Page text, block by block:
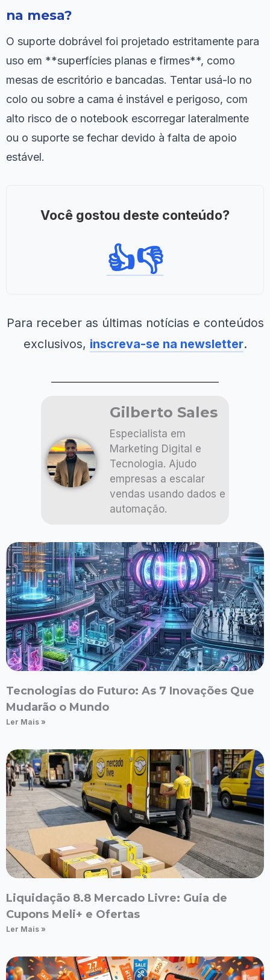
na mesa?
O suporte dobrável foi projetado estritamente para
uso em **superfícies planas e firmes**, como
mesas de escritório e bancadas. Tentar usá-lo no
colo ou sobre a cama é instável e perigoso, com
alto risco de o notebook escorregar lateralmente
ou o suporte se fechar devido à falta de apoio
estável.
Você gostou deste conteúdo?
👍👎
Para receber as últimas notícias e conteúdos
exclusivos, inscreva-se na newsletter.
Gilberto Sales
Especialista em
Marketing Digital e
Tecnologia. Ajudo
empresas a escalar
vendas usando dados e
automação.
Tecnologias do Futuro: As 7 Inovações Que
Mudarão o Mundo
Ler Mais »
Liquidação 8.8 Mercado Livre: Guia de
Cupons Meli+ e Ofertas
Ler Mais »